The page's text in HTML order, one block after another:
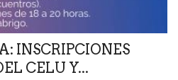
INSCRIPCIONES
CELU Y...